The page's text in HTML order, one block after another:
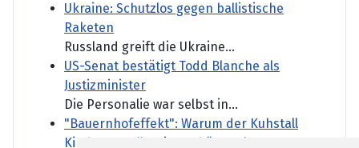
Ukraine: Schutzlos gegen ballistische
Raketen
Russland greift die Ukraine...
US-Senat bestätigt Todd Blanche als
Justizminister
Die Personalie war selbst in...
"Bauernhofeffekt": Warum der Kuhstall
Kinder vor Allergien schützen kann